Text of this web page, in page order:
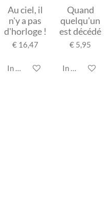
Au ciel, il
n'y a pas
d'horloge !
€ 16,47
In winkelwagen
Quand
quelqu'un
est décédé
€ 5,95
In